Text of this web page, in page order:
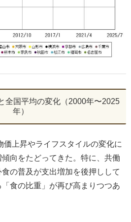
全国平均の変化（2000年〜2025
年）
価上昇やライフスタイルの変化に
向をたどってきた。特に、共働
の普及が支出増加を後押しして
食の比重」が再び高まりつつあ